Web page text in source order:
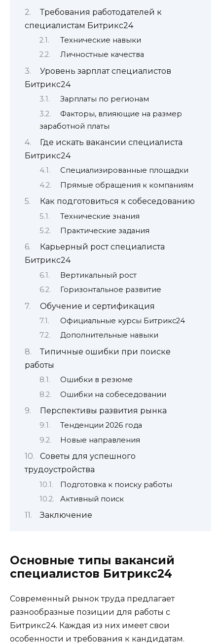
Требования работодателей к
специалистам Битрикс24
Технические навыки
Личностные качества
Уровень зарплат специалистов
Битрикс24
Зарплаты по регионам
Факторы, влияющие на размер
заработной платы
Где искать вакансии специалиста
Битрикс24
Специализированные площадки
Прямые обращения к компаниям
Как подготовиться к собеседованию
Технические знания
Практические задания
Карьерный рост специалиста
Битрикс24
Вертикальный рост
Горизонтальное развитие
Обучение и сертификация
Официальные курсы Битрикс24
Дополнительные навыки
Типичные ошибки при поиске
работы
Ошибки в резюме
Ошибки на собеседовании
Перспективы развития рынка
Тенденции 2026 года
Новые направления
Советы для успешного
трудоустройства
Подготовка к поиску работы
Активный поиск
Заключение
Основные типы вакансий
специалистов Битрикс24
Современный рынок труда предлагает
разнообразные позиции для работы с
Битрикс24. Каждая из них имеет свои
особенности и требования к кандидатам.